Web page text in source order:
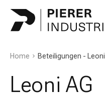
Home Beteiligungen - Leoni
Leoni AG